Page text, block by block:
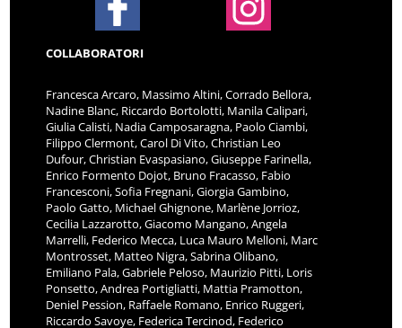
COLLABORATORI
Francesca Arcaro, Massimo Altini, Corrado Bellora,
Nadine Blanc, Riccardo Bortolotti, Manila Calipari,
Giulia Calisti, Nadia Camposaragna, Paolo Ciambi,
Filippo Clermont, Carol Di Vito, Christian Leo
Dufour, Christian Evaspasiano, Giuseppe Farinella,
Enrico Formento Dojot, Bruno Fracasso, Fabio
Francesconi, Sofia Fregnani, Giorgia Gambino,
Paolo Gatto, Michael Ghignone, Marlène Jorrioz,
Cecilia Lazzarotto, Giacomo Mangano, Angela
Marrelli, Federico Mecca, Luca Mauro Melloni, Marc
Montrosset, Matteo Nigra, Sabrina Olibano,
Emiliano Pala, Gabriele Peloso, Maurizio Pitti, Loris
Ponsetto, Andrea Portigliatti, Mattia Pramotton,
Deniel Pession, Raffaele Romano, Enrico Ruggeri,
Riccardo Savoye, Federica Tercinod, Federico